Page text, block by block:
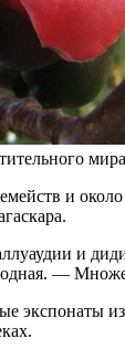
и
и
—
экспонаты